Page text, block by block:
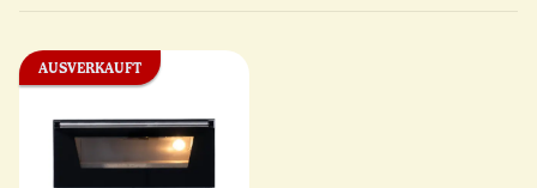
AUSVERKAUFT